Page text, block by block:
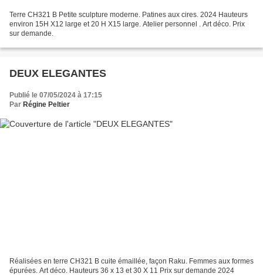
Terre CH321 B Petite sculpture moderne. Patines aux cires. 2024 Hauteurs
environ 15H X12 large et 20 H X15 large. Atelier personnel . Art déco. Prix
sur demande.
DEUX ELEGANTES
Publié le 07/05/2024 à 17:15
Par Régine Peltier
Réalisées en terre CH321 B cuite émaillée, façon Raku. Femmes aux formes
épurées. Art déco. Hauteurs 36 x 13 et 30 X 11 Prix sur demande 2024